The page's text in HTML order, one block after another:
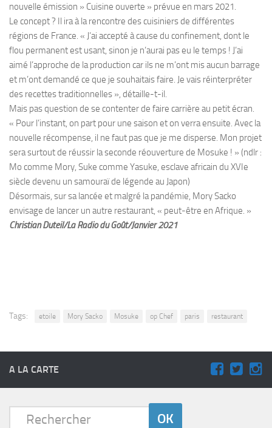
nouvelle émission » Cuisine ouverte » prévue en mars 2021.
Le concept ? Il ira à la rencontre des cuisiniers de différentes
régions de France. « J’ai accepté à cause du confinement, dont le
flou permanent est usant, sinon je n’aurai pas eu le temps ! J’ai
aimé l’approche de la production car ils ne m’ont mis aucun barrage
et m’ont demandé ce que je souhaitais faire. Je vais réinterpréter
des recettes traditionnelles », détaille-t-il.
Mais pas question de se contenter de faire carrière au petit écran.
« Pour l’instant, on part pour une saison et on verra ensuite. Avec la
nouvelle récompense, il ne faut pas que je me disperse. Mon projet
sera surtout de réussir la seconde réouverture de Mosuke ! » (ndlr :
Mo comme Mory, Suke comme Yasuke, esclave africain du XVIe
siècle devenu un samouraï de légende au Japon)
Désormais, sur sa lancée et malgré la pandémie, Mory Sacko
envisage de lancer un autre restaurant, « peut-être en Afrique. »
Christian Duteil/La Radio du Goût/Janvier 2021
Tags: etoile Mory Sacko Mosuke op Chef paris restaurant
A LA CARTE